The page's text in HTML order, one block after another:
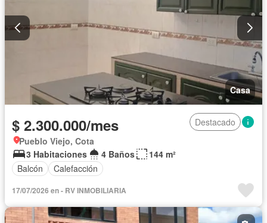
Casa
$ 2.300.000/mes
Destacado
Pueblo Viejo, Cota
3 Habitaciones
4 Baños
144 m²
Balcón
Calefacción
17/07/2026 en - RV INMOBILIARIA